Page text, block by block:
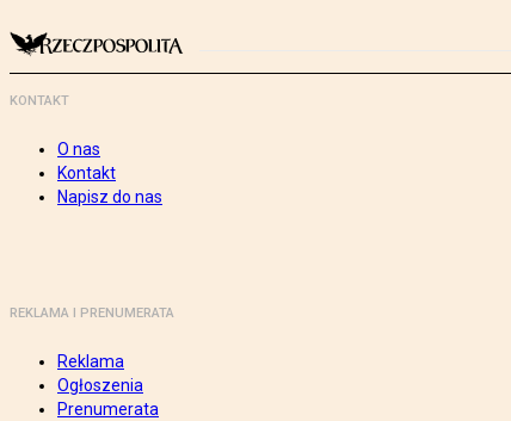
KONTAKT
O nas
Kontakt
Napisz do nas
REKLAMA I PRENUMERATA
Reklama
Ogłoszenia
Prenumerata